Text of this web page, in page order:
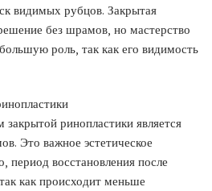
видимых рубцов. Закрытая
без шрамов, но мастерство
роль, так как его видимость
ринопластики является
Это важное эстетическое
период восстановления после
как происходит меньше